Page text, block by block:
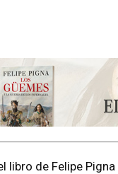
libro de Felipe Pigna